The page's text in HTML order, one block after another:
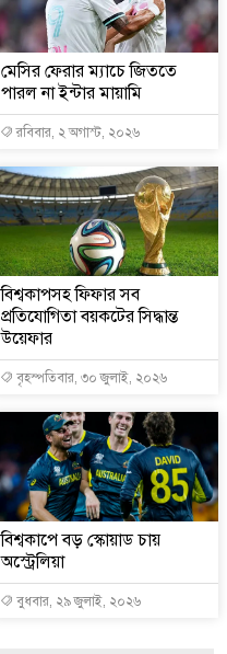
মেসির ফেরার ম্যাচে জিততে
পারল না ইন্টার মায়ামি
রবিবার, ২ অগাস্ট, ২০২৬
বিশ্বকাপসহ ফিফার সব
প্রতিযোগিতা বয়কটের সিদ্ধান্ত
উয়েফার
বৃহস্পতিবার, ৩০ জুলাই, ২০২৬
বিশ্বকাপে বড় স্কোয়াড চায়
অস্ট্রেলিয়া
বুধবার, ২৯ জুলাই, ২০২৬